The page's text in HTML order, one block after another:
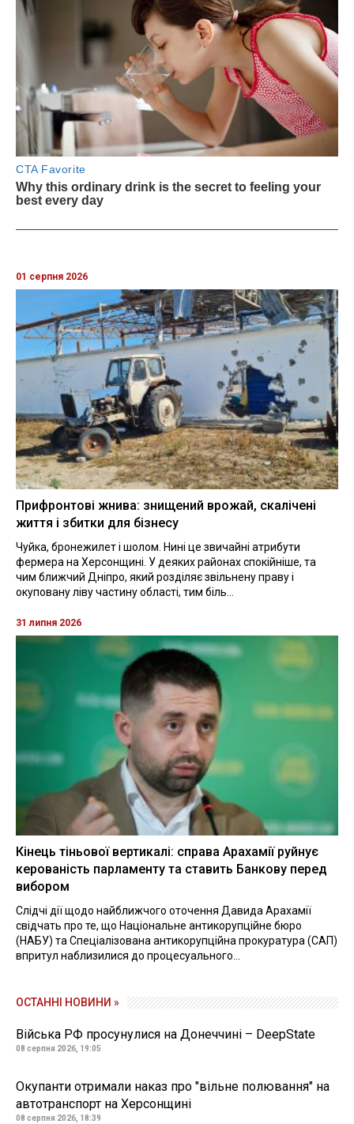
01 серпня 2026
Прифронтові жнива: знищений врожай, скалічені
життя і збитки для бізнесу
Чуйка, бронежилет і шолом. Нині це звичайні атрибути
фермера на Херсонщині. У деяких районах спокійніше, та
чим ближчий Дніпро, який розділяє звільнену праву і
окуповану ліву частину області, тим біль...
31 липня 2026
Кінець тіньової вертикалі: справа Арахамії руйнує
керованість парламенту та ставить Банкову перед
вибором
Слідчі дії щодо найближчого оточення Давида Арахамії
свідчать про те, що Національне антикорупційне бюро
(НАБУ) та Спеціалізована антикорупційна прокуратура (САП)
впритул наблизилися до процесуального...
ОСТАННІ НОВИНИ »
Війська РФ просунулися на Донеччині – DeepState
08 серпня 2026, 19:05
Окупанти отримали наказ про "вільне полювання" на
автотранспорт на Херсонщині
08 серпня 2026, 18:39